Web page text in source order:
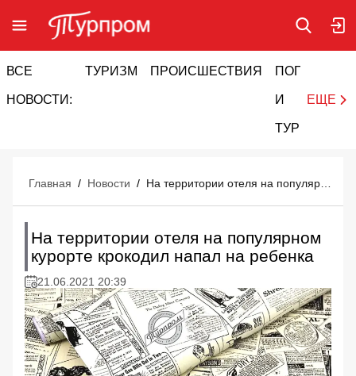
ВСЕ
НОВОСТИ:
ТУРИЗМ ПРОИСШЕСТВИЯ ПОГОДА
И
ТУРИЗМ
ЕЩЕ
Главная / Новости /
На территории отеля на популярном
курорте крокодил напал на ребенка
21.06.2021 20:39